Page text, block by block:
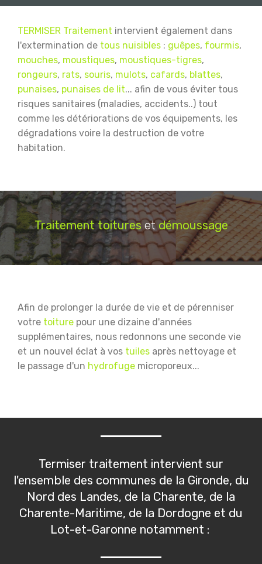
TERMISER Traitement intervient également dans
l'extermination de tous nuisibles : guêpes, fourmis,
mouches, moustiques, moustiques-tigres,
rongeurs, rats, souris, mulots, cafards, blattes,
punaises, punaises de lit... afin de vous éviter tous
risques sanitaires (maladies, accidents..) tout
comme les détériorations de vos équipements, les
dégradations voire la destruction de votre
habitation.
Traitement toitureset démoussage
Afin de prolonger la durée de vie et de pérenniser
votre toiture pour une dizaine d'années
supplémentaires, nous redonnons une seconde vie
et un nouvel éclat à vos tuiles après nettoyage et
le passage d'un hydrofuge microporeux...
Termiser traitement intervient sur
l'ensemble des communes de la Gironde, du
Nord des Landes, de la Charente, de la
Charente-Maritime, de la Dordogne et du
Lot-et-Garonne notamment :